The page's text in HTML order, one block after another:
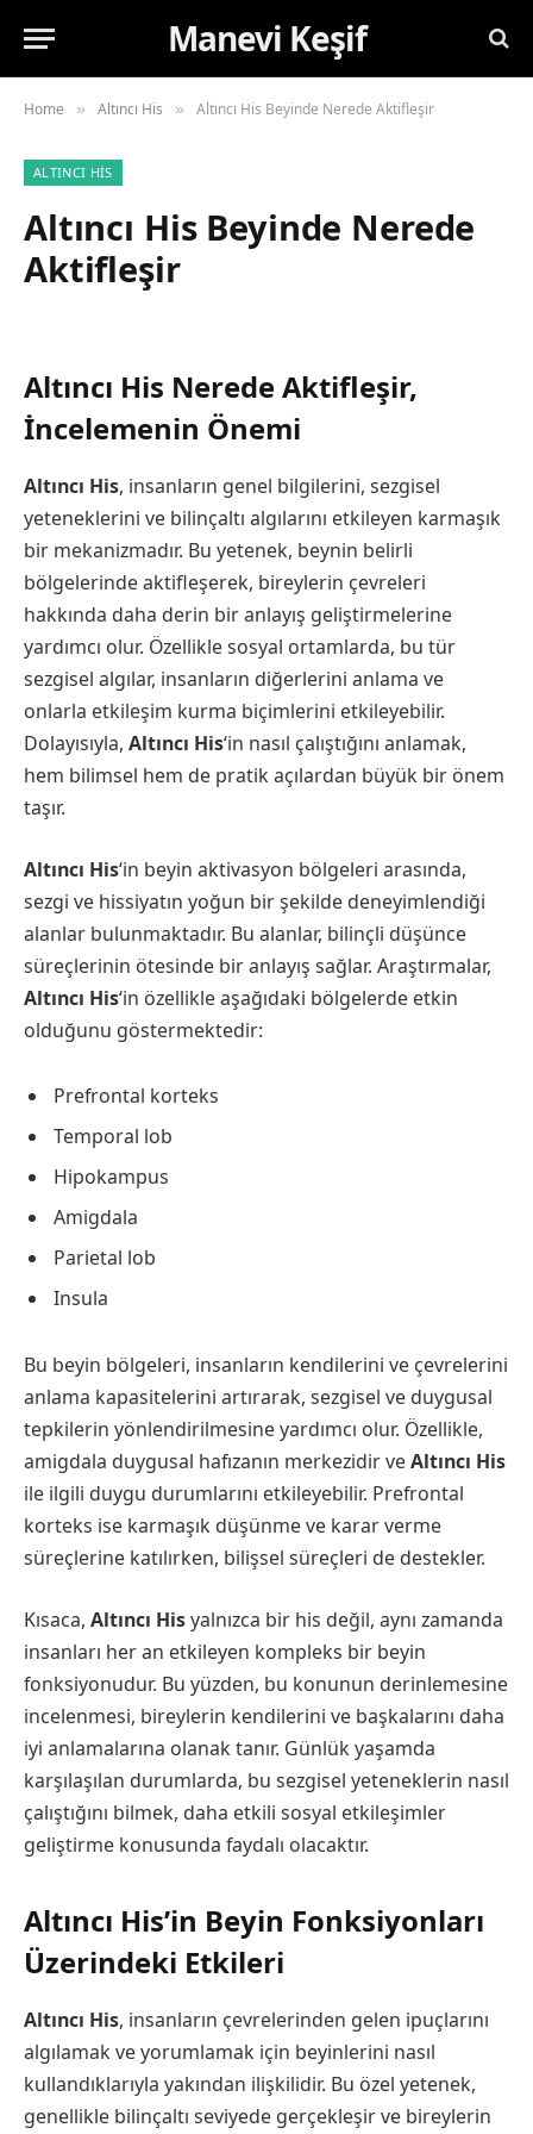
Manevi Keşif
Home » Altıncı His » Altıncı His Beyinde Nerede Aktifleşir
ALTINCI HIS
Altıncı His Beyinde Nerede
Aktifleşir
Altıncı His Nerede Aktifleşir,
İncelemenin Önemi
Altıncı His, insanların genel bilgilerini, sezgisel
yeteneklerini ve bilinçaltı algılarını etkileyen karmaşık
bir mekanizmadır. Bu yetenek, beynin belirli
bölgelerinde aktifleşerek, bireylerin çevreleri
hakkında daha derin bir anlayış geliştirmelerine
yardımcı olur. Özellikle sosyal ortamlarda, bu tür
sezgisel algılar, insanların diğerlerini anlama ve
onlarla etkileşim kurma biçimlerini etkileyebilir.
Dolayısıyla, Altıncı His‘in nasıl çalıştığını anlamak,
hem bilimsel hem de pratik açılardan büyük bir önem
taşır.
Altıncı His‘in beyin aktivasyon bölgeleri arasında,
sezgi ve hissiyatın yoğun bir şekilde deneyimlendiği
alanlar bulunmaktadır. Bu alanlar, bilinçli düşünce
süreçlerinin ötesinde bir anlayış sağlar. Araştırmalar,
Altıncı His‘in özellikle aşağıdaki bölgelerde etkin
olduğunu göstermektedir:
Prefrontal korteks
Temporal lob
Hipokampus
Amigdala
Parietal lob
Insula
Bu beyin bölgeleri, insanların kendilerini ve çevrelerini
anlama kapasitelerini artırarak, sezgisel ve duygusal
tepkilerin yönlendirilmesine yardımcı olur. Özellikle,
amigdala duygusal hafızanın merkezidir veAltıncı His
ile ilgili duygu durumlarını etkileyebilir. Prefrontal
korteks ise karmaşık düşünme ve karar verme
süreçlerine katılırken, bilişsel süreçleri de destekler.
Kısaca, Altıncı Hisyalnızca bir his değil, aynı zamanda
insanları her an etkileyen kompleks bir beyin
fonksiyonudur. Bu yüzden, bu konunun derinlemesine
incelenmesi, bireylerin kendilerini ve başkalarını daha
iyi anlamalarına olanak tanır. Günlük yaşamda
karşılaşılan durumlarda, bu sezgisel yeteneklerin nasıl
çalıştığını bilmek, daha etkili sosyal etkileşimler
geliştirme konusunda faydalı olacaktır.
Altıncı His’in Beyin Fonksiyonları
Üzerindeki Etkileri
Altıncı His, insanların çevrelerinden gelen ipuçlarını
algılamak ve yorumlamak için beyinlerini nasıl
kullandıklarıyla yakından ilişkilidir. Bu özel yetenek,
genellikle bilinçaltı seviyede gerçekleşir ve bireylerin